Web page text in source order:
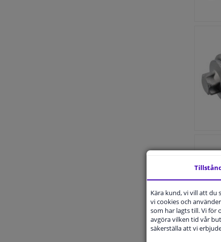
Kära kund, vi vill att du
vi cookies och
som har lagts till. Vi för
avgöra vilken tid vår
säkerställa att vi